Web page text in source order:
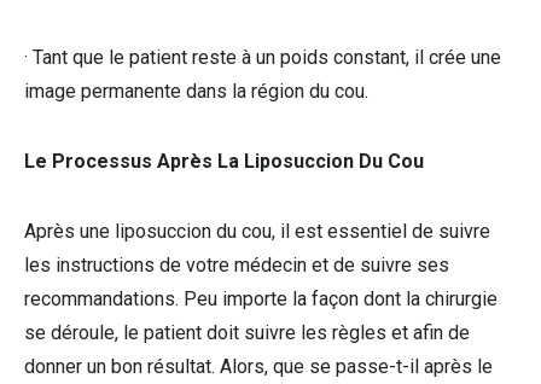
· Tant que le patient reste à un poids constant, il crée une
image permanente dans la région du cou.
Le Processus Après La Liposuccion Du Cou
Après une liposuccion du cou, il est essentiel de suivre
les instructions de votre médecin et de suivre ses
recommandations. Peu importe la façon dont la chirurgie
se déroule, le patient doit suivre les règles et afin de
donner un bon résultat. Alors, que se passe-t-il après le